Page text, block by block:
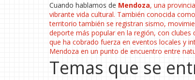
Cuando hablamos de Mendoza, una
vibrante vida cultural. También conocida como
territorio también se registran sismo,
deporte más popular en la región, con
que ha cobrado fuerza en eventos locales y
Mendoza en un punto de encuentro entre
Temas que se